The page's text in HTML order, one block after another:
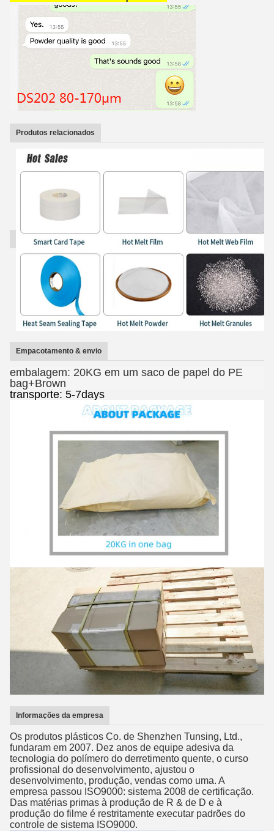
Produtos relacionados
Empacotamento & envio
embalagem: 20KG em um saco de papel do PE
bag+Brown
transporte: 5-7days
Informações da empresa
Os produtos plásticos Co. de Shenzhen Tunsing, Ltd.,
fundaram em 2007. Dez anos de equipe adesiva da
tecnologia do polímero do derretimento quente, o curso
profissional do desenvolvimento, ajustou o
desenvolvimento, produção, vendas como uma. A
empresa passou ISO9000: sistema 2008 de certificação.
Das matérias primas à produção de R & de D e à
produção do filme é restritamente executar padrões do
controle de sistema ISO9000.